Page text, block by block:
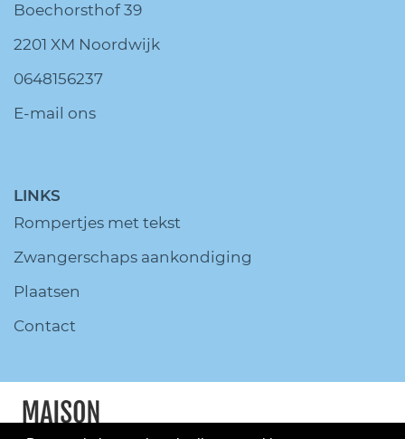
Boechorsthof 39
2201 XM Noordwijk
0648156237
E-mail ons
LINKS
Rompertjes met tekst
Zwangerschaps aankondiging
Plaatsen
Contact